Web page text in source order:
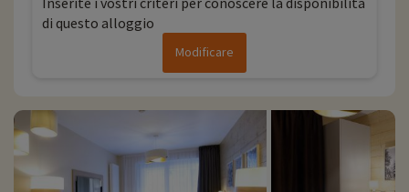
di questo alloggio
Modificare